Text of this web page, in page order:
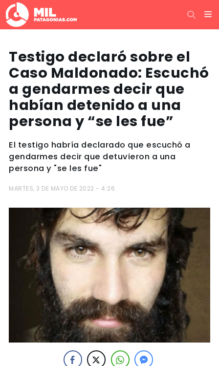
Testigo declaró sobre el
Caso Maldonado: Escuchó
a gendarmes decir que
habían detenido a una
persona y “se les fue”
El testigo habría declarado que escuchó a
gendarmes decir que detuvieron a una
persona y "se les fue"
MARTES, 3 DE MAYO DE 2022 - 4:26